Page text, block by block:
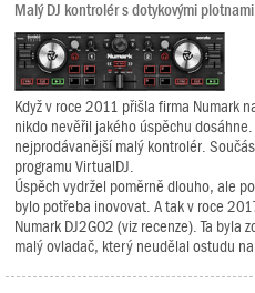
Malý DJ kontrolér s dotykovými
Když v roce 2011 přišla firma Numark
nikdo nevěřil jakého úspěchu
nejprodávanější malý kontrolér.
programu VirtualDJ.
Úspěch vydržel poměrně dlouho, ale
bylo potřeba inovovat. A tak v roce
Numark DJ2GO2 (viz recenze). Ta
malý ovladač, který neudělal ostudu